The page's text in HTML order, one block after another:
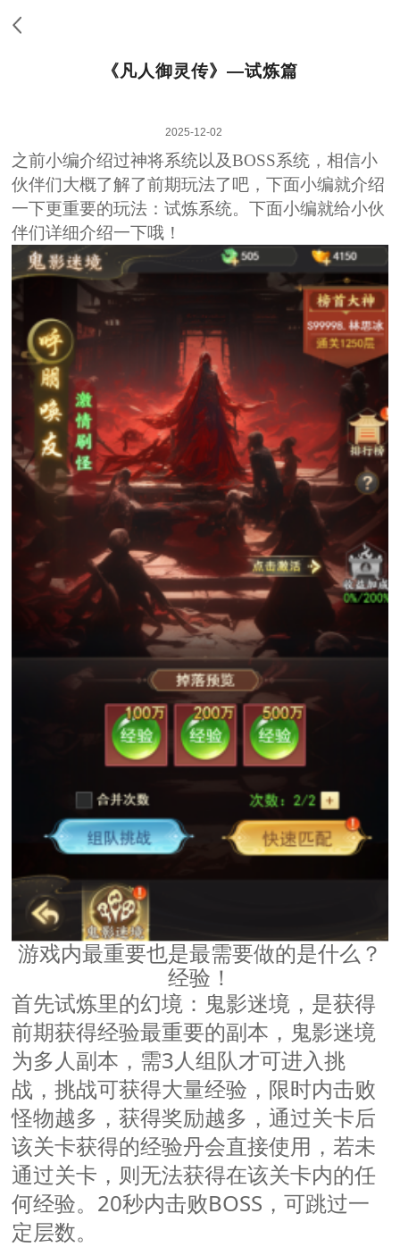
《凡人御灵传》—试炼篇
2025-12-02
之前小编介绍过神将系统以及BOSS系统，相信小
伙伴们大概了解了前期玩法了吧，下面小编就介绍
一下更重要的玩法：试炼系统。下面小编就给小伙
伴们详细介绍一下哦！
游戏内最重要也是最需要做的是什么？
经验！
首先试炼里的幻境： 鬼影迷境 ，是获得
前期获得经验最重要的副本，鬼影迷境
为多人副本，需3人组队才可进入挑
战，挑战可获得大量经验， 限时内击败
怪物越多，获得奖励越多 ， 通过关卡后
该关卡获得的经验丹会直接使用，若未
通过关卡，则无法获得在该关卡内的任
何经验。 20秒内击败BOSS，可跳过一
定层数。